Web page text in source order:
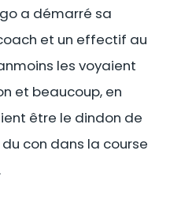
a démarré sa
et un effectif au
les voyaient
et beaucoup, en
être le dindon de
con dans la course